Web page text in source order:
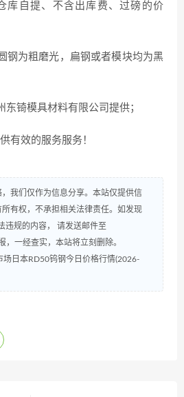
库自提、不含出库费、过磅的价
钢为粗磨光，扁钢或者模块均为黑
锜模具材料有限公司提供；
有效的服务服务！
我们仅作为信息分享。本站仅提供信
有权，不承担相关法律责任。如发现
违规的内容， 请发送邮件至
，一经查实，本站将立刻删除。
场日本RD50钨钢今日价格行情(2026-